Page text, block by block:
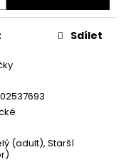
(adult), Starší
Sdílet